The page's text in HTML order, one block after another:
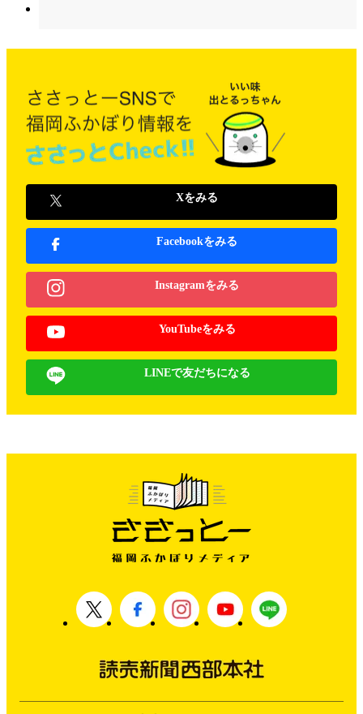
Xをみる
Facebookをみる
Instagramをみる
YouTubeをみる
LINEで友だちになる